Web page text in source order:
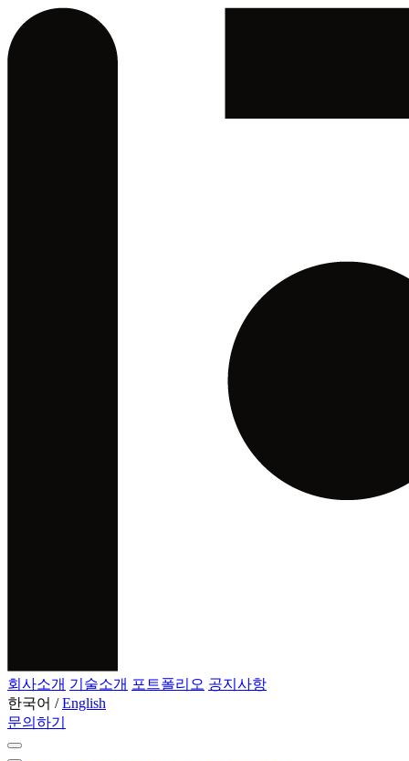
회사소개 기술소개 포트폴리오 공지사항
한국어 / English
문의하기